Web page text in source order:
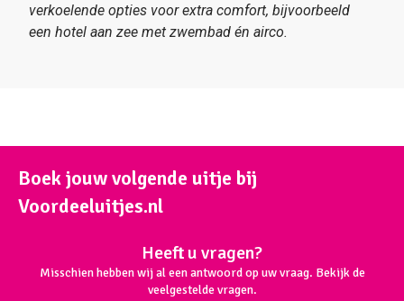
verkoelende opties voor extra comfort, bijvoorbeeld
een hotel aan zee met zwembad én airco.
Boek jouw volgende uitje bij
Voordeeluitjes.nl
Heeft u vragen?
Misschien hebben wij al een antwoord op uw vraag. Bekijk de
veelgestelde vragen.